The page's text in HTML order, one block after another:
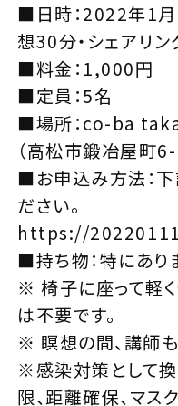
■日時：2022年1月
想30分・シェアリン
■料金：1,000円
■定員：5名
■場所：co-ba
（高松市鍛冶屋町
■お申込み方法：下
ださい。
https://
■持ち物：特にあり
※ 椅子に座って軽
は不要です。
※ 瞑想の間、講師も
※感染対策として換
限、距離確保、マ